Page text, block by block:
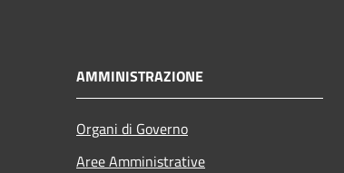
AMMINISTRAZIONE
Organi di Governo
Aree Amministrative